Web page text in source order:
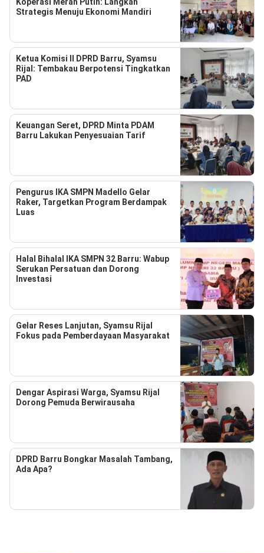
Strategis Menuju Ekonomi Mandiri
Ketua Komisi II DPRD Barru, Syamsu
Rijal: Tembakau Berpotensi Tingkatkan
PAD
Keuangan Seret, DPRD Minta PDAM
Barru Lakukan Penyesuaian Tarif
Pengurus IKA SMPN Madello Gelar
Raker, Targetkan Program Berdampak
Luas
Halal Bihalal IKA SMPN 32 Barru: Wabup
Serukan Persatuan dan Dorong
Investasi
Gelar Reses Lanjutan, Syamsu Rijal
Fokus pada Pemberdayaan Masyarakat
Dengar Aspirasi Warga, Syamsu Rijal
Dorong Pemuda Berwirausaha
DPRD Barru Bongkar Masalah Tambang,
Ada Apa?